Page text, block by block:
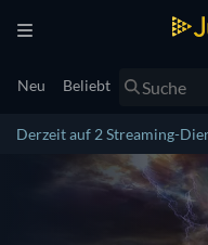
Neu Beliebt
Derzeit auf 2 Streaming-